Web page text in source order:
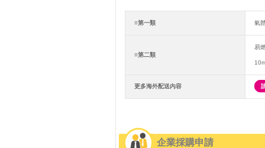
≡第一類 氣
≡第二類
易
更多海外配送內容
企業採購申請